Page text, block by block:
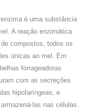
é uma substância
A reação enzimática
compostos, todos os
únicas ao mel. Em
forrageadoras
com as secreções
hipofaríngeas, e
las nas células.